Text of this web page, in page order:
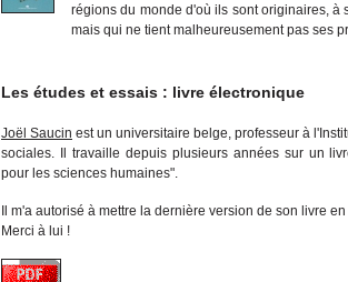
régions du monde d'où ils sont originaires, à
mais qui ne tient malheureusement pas ses
Les études et essais : livre électronique
Joël Saucin est un universitaire belge, professeur à
sociales. Il travaille depuis plusieurs années sur un
pour les sciences humaines".
Il m'a autorisé à mettre la dernière version de son livre
Merci à lui !